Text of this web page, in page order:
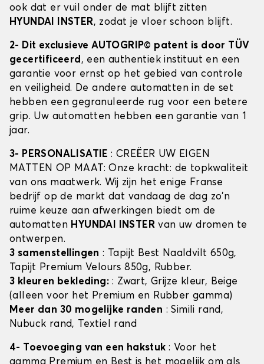
ook dat er vuil onder de mat blijft zitten
HYUNDAI INSTER, zodat je vloer schoon blijft.
2- Dit exclusieve AUTOGRIP© patent is door TÜV
gecertificeerd, een authentiek instituut en een
garantie voor ernst op het gebied van controle
en veiligheid. De andere automatten in de set
hebben een gegranuleerde rug voor een betere
grip. Uw automatten hebben een garantie van 1
jaar.
3- PERSONALISATIE: CREËER UW EIGEN
MATTEN OP MAAT: Onze kracht: de topkwaliteit
van ons maatwerk. Wij zijn het enige Franse
bedrijf op de markt dat vandaag de dag zo'n
ruime keuze aan afwerkingen biedt om de
automatten HYUNDAI INSTER van uw dromen te
ontwerpen.
3 samenstellingen : Tapijt Best Naaldvilt 650g,
Tapijt Premium Velours 850g, Rubber.
3 kleuren bekleding: : Zwart, Grijze kleur, Beige
(alleen voor het Premium en Rubber gamma)
Meer dan 30 mogelijke randen : Simili rand,
Nubuck rand, Textiel rand
4- Toevoeging van een hakstuk : Voor het